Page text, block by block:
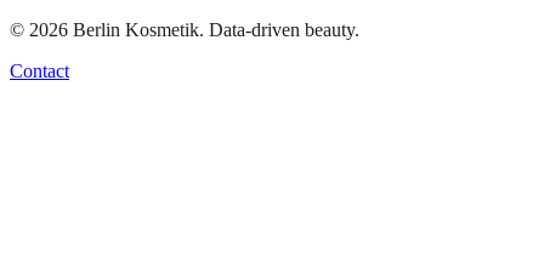
© 2026 Berlin Kosmetik. Data-driven beauty.
Contact